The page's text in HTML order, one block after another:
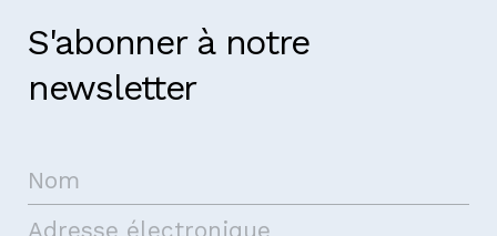
S'abonner à notre
newsletter